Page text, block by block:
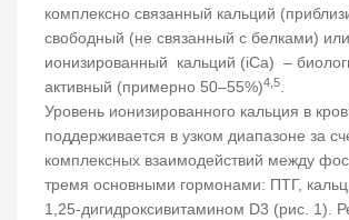
комплексно связанный кальций
свободный (не связанный с белками) или
ионизированный кальций (iCa) –
активный (примерно 50–55%)4,5.
Уровень ионизированного кальция в
поддерживается в узком диапазоне за
комплексных взаимодействий между
тремя основными гормонами: ПТГ,
1,25-дигидроксивитамином D3 (рис. 1).